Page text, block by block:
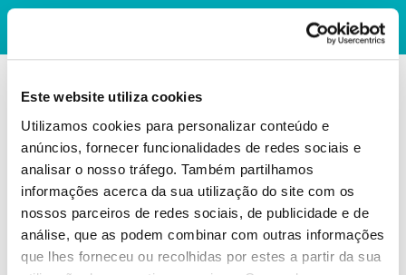
Este website utiliza cookies
Utilizamos cookies para personalizar conteúdo e
anúncios, fornecer funcionalidades de redes sociais e
analisar o nosso tráfego. Também partilhamos
informações acerca da sua utilização do site com os
nossos parceiros de redes sociais, de publicidade e de
análise, que as podem combinar com outras informações
que lhes forneceu ou recolhidas por estes a partir da sua